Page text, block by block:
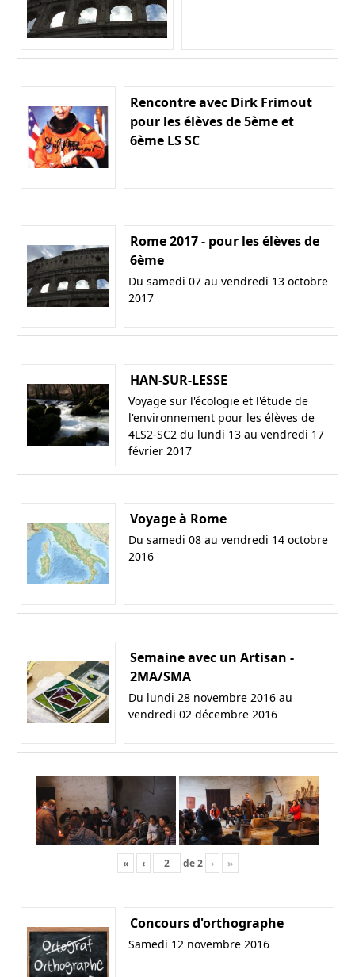
Rencontre avec Dirk Frimout
pour les élèves de 5ème et
6ème LS SC
Rome 2017 - pour les élèves de
6ème
Du samedi 07 au vendredi 13 octobre
2017
HAN-SUR-LESSE
Voyage sur l'écologie et l'étude de
l'environnement pour les élèves de
4LS2-SC2 du lundi 13 au vendredi 17
février 2017
Voyage à Rome
Du samedi 08 au vendredi 14 octobre
2016
Semaine avec un Artisan -
2MA/SMA
Du lundi 28 novembre 2016 au
vendredi 02 décembre 2016
« ‹ de2 › »
Concours d'orthographe
Samedi 12 novembre 2016